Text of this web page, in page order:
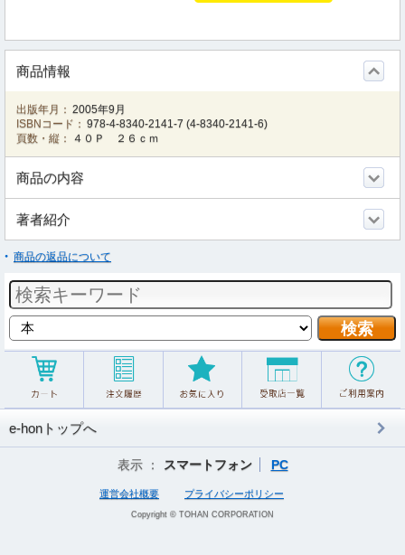
商品情報
出版年月： 2005年9月
ISBNコード： 978-4-8340-2141-7 (4-8340-2141-6)
頁数・縦：
４０Ｐ ２６ｃｍ
商品の内容
著者紹介
商品の返品について
e-honトップへ
表示 ： スマートフォン PC
運営会社概要 プライバシーポリシー
Copyright © TOHAN CORPORATION